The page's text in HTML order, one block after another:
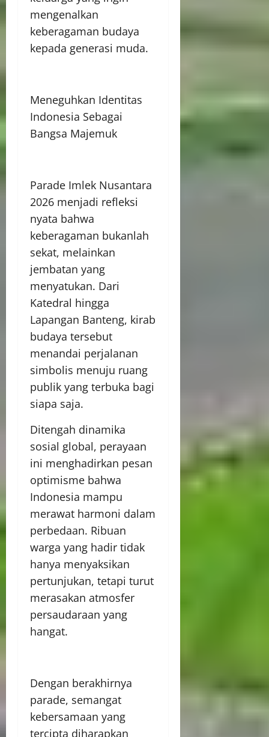
mengenalkan
keberagaman budaya
kepada generasi muda.
Meneguhkan Identitas
Indonesia Sebagai
Bangsa Majemuk
Parade Imlek Nusantara
2026 menjadi refleksi
nyata bahwa
keberagaman bukanlah
sekat, melainkan
jembatan yang
menyatukan. Dari
Katedral hingga
Lapangan Banteng, kirab
budaya tersebut
menandai perjalanan
simbolis menuju ruang
publik yang terbuka bagi
siapa saja.
Ditengah dinamika
sosial global, perayaan
ini menghadirkan pesan
optimisme bahwa
Indonesia mampu
merawat harmoni dalam
perbedaan. Ribuan
warga yang hadir tidak
hanya menyaksikan
pertunjukan, tetapi turut
merasakan atmosfer
persaudaraan yang
hangat.
Dengan berakhirnya
parade, semangat
kebersamaan yang
tercipta diharapkan